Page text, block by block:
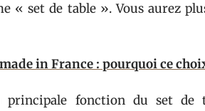
« set de table ». Vous aurez
in France : pourquoi ce
fonction du set de